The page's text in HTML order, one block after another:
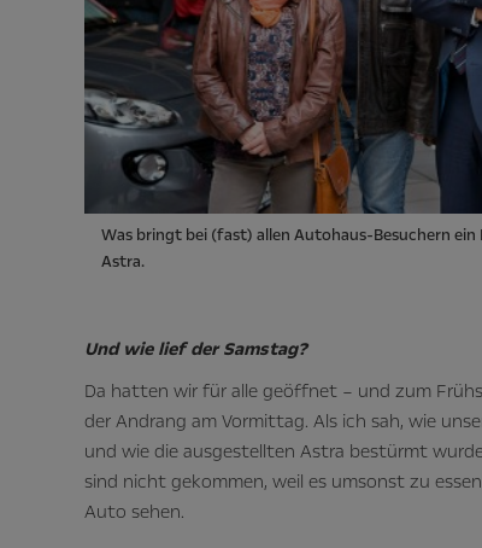
Was bringt bei (fast) allen Autohaus-Besuchern
Astra.
Und wie lief der Samstag?
Da hatten wir für alle geöffnet – und zum
der Andrang am Vormittag. Als ich sah, wie
und wie die ausgestellten Astra bestürmt
sind nicht gekommen, weil es umsonst zu
Auto sehen.